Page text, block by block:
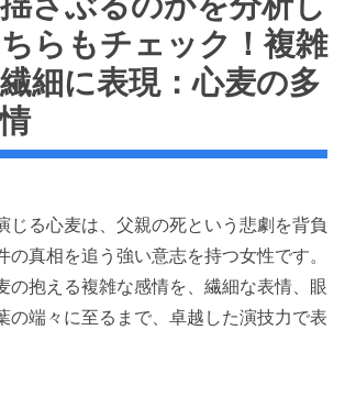
らもチェック！複雑
細に表現：心麦の多
じる心麦は、父親の死という悲劇を背負
の真相を追う強い意志を持つ女性です。
の抱える複雑な感情を、繊細な表情、眼
の端々に至るまで、卓越した演技力で表